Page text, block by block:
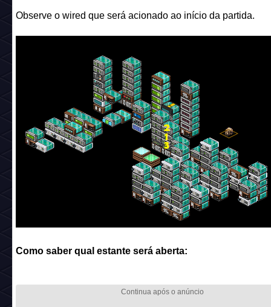
Observe o wired que será acionado ao início da partida.
Como saber qual estante será aberta: